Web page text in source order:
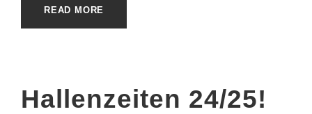
READ MORE
Hallenzeiten 24/25!